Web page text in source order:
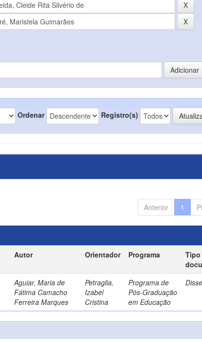
Ordenar Registro(s)
Anterior 1
Autor Orientador Programa
Tipo
Aguiar, Maria de
Fátima Camacho
Ferreira Marques
Petraglia,
Izabel
Cristina
Programa de
Pós-Graduação
em Educação